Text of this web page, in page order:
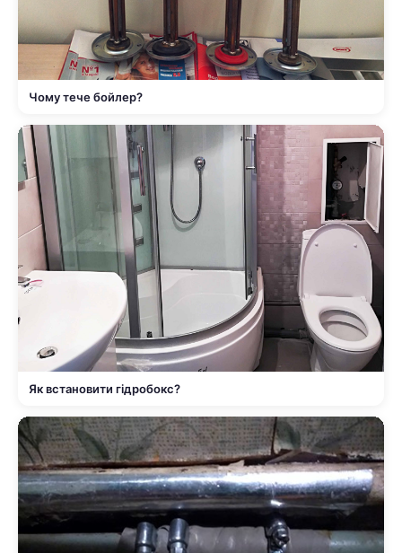
Чому тече бойлер?
Як встановити гідробокс?